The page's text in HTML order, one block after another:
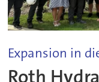
Expansion in
Roth